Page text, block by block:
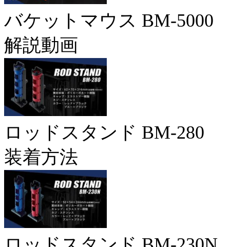
バケットマウス BM-5000
解説動画
ロッドスタンド BM-280
装着方法